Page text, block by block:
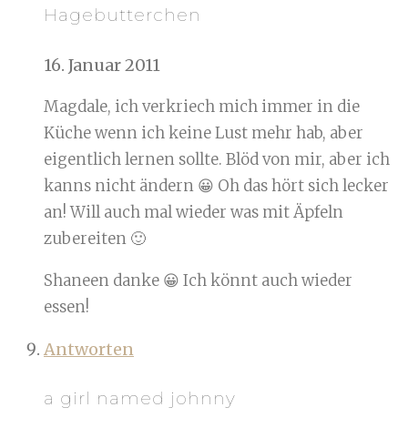
Hagebutterchen
16. Januar 2011
Magdale, ich verkriech mich immer in die
Küche wenn ich keine Lust mehr hab, aber
eigentlich lernen sollte. Blöd von mir, aber ich
kanns nicht ändern 😀 Oh das hört sich lecker
an! Will auch mal wieder was mit Äpfeln
zubereiten 🙂
Shaneen danke 😀 Ich könnt auch wieder
essen!
Antworten
a girl named johnny